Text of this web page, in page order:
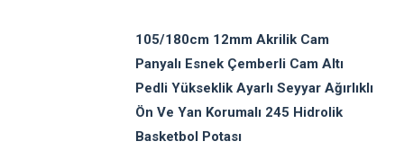
105/180cm 12mm Akrilik Cam
Panyalı Esnek Çemberli Cam Altı
Pedli Yükseklik Ayarlı Seyyar Ağırlıklı
Ön Ve Yan Korumalı 245 Hidrolik
Basketbol Potası